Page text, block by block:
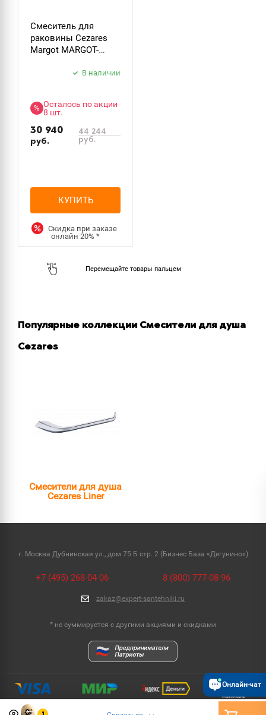
Смеситель для
раковины Cezares
Margot MARGOT-
В наличии
% Осталось по акции
8 шт.
30 940
руб.
44 244
руб.
КУПИТЬ
Скидка при заказе
онлайн20%*
Популярные коллекции Смесители для душа
Cezares
Смесители для душа
Cezares Liner
г. Москва Дубнинская ул., дом 75 Б стр. 2 (Бизнес База «Дегунино»)
+7 (495) 268-04-06 8 (800) 777-08-96
zakaz@expert-santehniki.ru
* не суммируется с другими акциями и скидками
Онлайн-чат